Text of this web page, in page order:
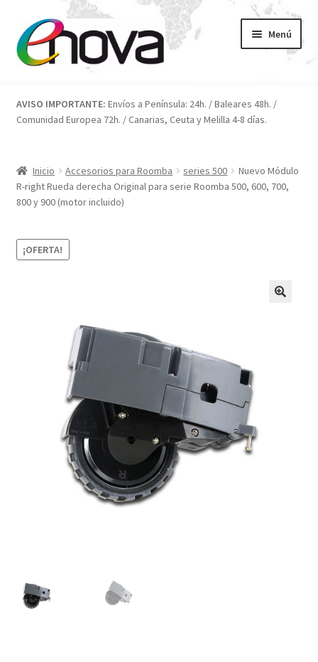
a
la
al
contenido
Menú
Blog
Condiciones
Contacto
Finalizar compra
AVISO IMPORTANTE: Envíos a Península: 24h. / Baleares 48h. /
Comunidad Europea 72h. / Canarias, Ceuta y Melilla 4-8 días.
Inicio Accesorios para Roomba series 500
Nuevo Módulo
R-right Rueda derecha Original para serie Roomba 500, 600, 700,
800 y 900 (motor incluido)
¡OFERTA!